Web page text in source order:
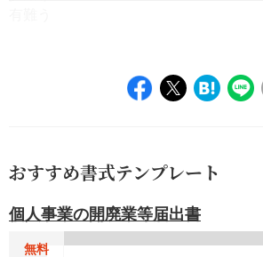
おすすめ書式テンプレート
個人事業の開廃業等届出書
無料